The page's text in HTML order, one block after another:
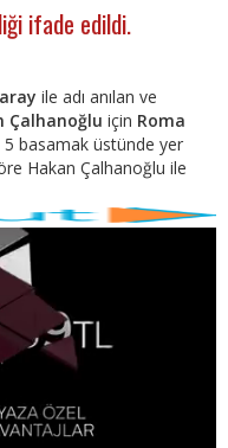
ifade edildi.
ile adı anılan ve
Çalhanoğlu için Roma
5 basamak üstünde yer
Hakan Çalhanoğlu ile